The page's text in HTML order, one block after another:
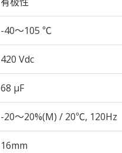
-40～105 ℃
420 Vdc
68 µF
-20～20%(M) / 20℃, 120Hz
16mm